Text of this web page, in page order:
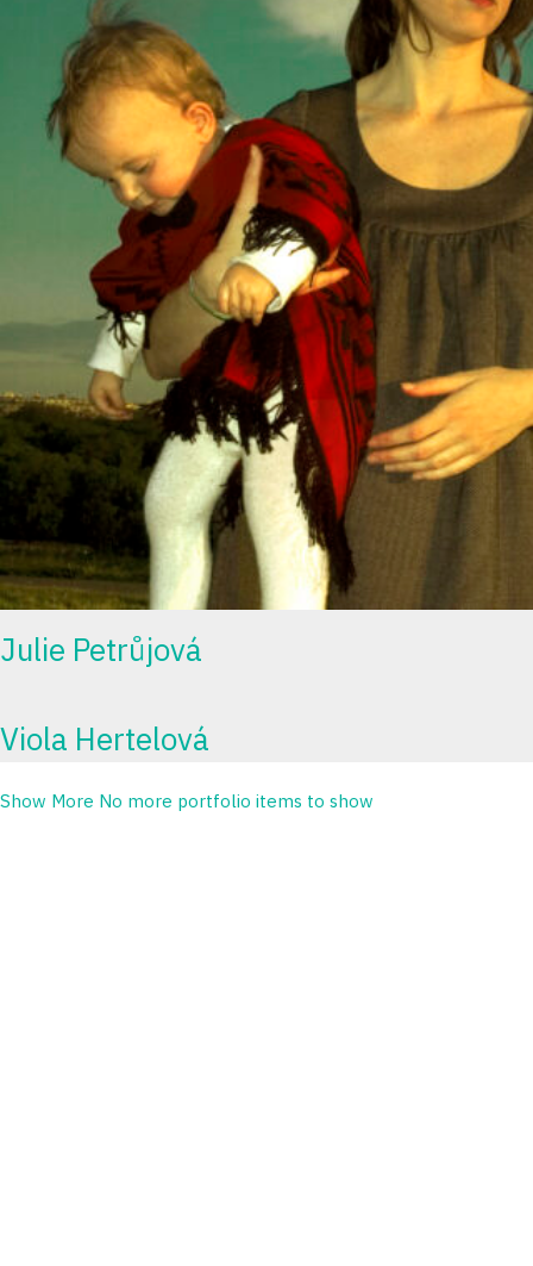
Julie Petrůjová
Viola Hertelová
Show More No more portfolio items to show